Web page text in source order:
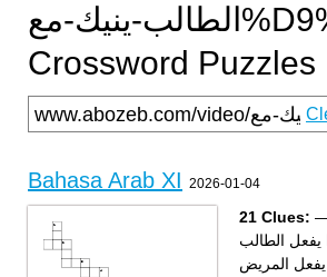
الطالب-ينيك-مع%D9%8
Crossword Puzzles
Bahasa Arab XI 2026-01-04
21 Clues: الطالب
يفعل الطالب
المريض